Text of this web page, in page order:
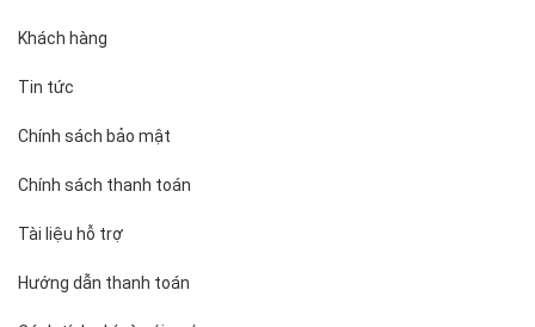
Khách hàng
Tin tức
Chính sách bảo mật
Chính sách thanh toán
Tài liệu hỗ trợ
Hướng dẫn thanh toán